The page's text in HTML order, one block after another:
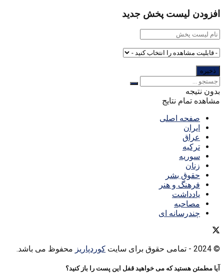
افزودن لیست پخش جدید
بدون نتیجه
مشاهده تمام نتایج
صفحه اصلی
ایران
عراق
ترکیه
سوریه
زنان
حقوق بشر
فرهنگ و هنر
یادداشت
مصاحبه
چندرسانه ای
© 2024 - تمامی حقوق برای سایت کوردپاریز محفوظ می باشد.
آیا مطمئن هستید که می خواهید قفل این پست را باز کنید؟